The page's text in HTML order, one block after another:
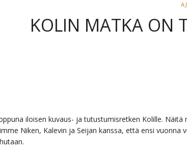
KOLIN MATKA ON
iloisen kuvaus- ja tutustumisretken Kolille.
Niken, Kalevin ja Seijan kanssa, että ensi